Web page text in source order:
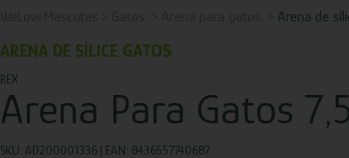
Arena de
ARENA DE SÍLICE GATOS
REX
Arena Para Gatos
SKU: AD200001336 | EAN: 8436557740687